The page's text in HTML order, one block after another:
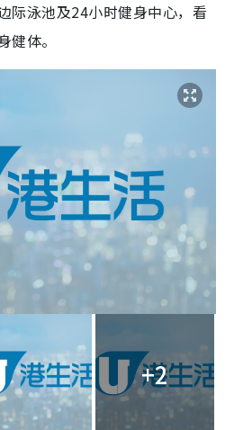
际泳池及24小时健身中心，看
体。
+2